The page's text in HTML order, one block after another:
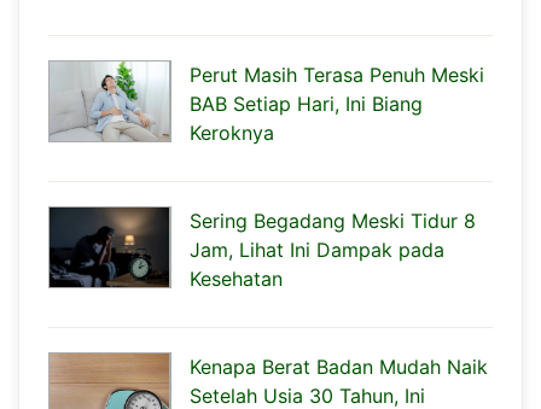
Perut Masih Terasa Penuh Meski
BAB Setiap Hari, Ini Biang
Keroknya
Sering Begadang Meski Tidur 8
Jam, Lihat Ini Dampak pada
Kesehatan
Kenapa Berat Badan Mudah Naik
Setelah Usia 30 Tahun, Ini